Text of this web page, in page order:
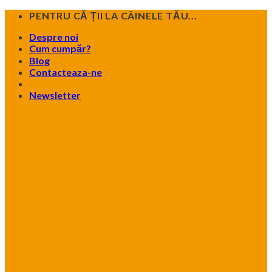
Skip
content
PENTRU CĂ ȚII LA CÂINELE TĂU...
Despre noi
Cum cumpăr?
Blog
Contacteaza-ne
Newsletter